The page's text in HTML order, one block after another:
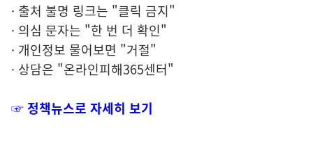
· 출처 불명 링크는 "클릭 금지"
· 의심 문자는 "한 번 더 확인"
· 개인정보 물어보면 "거절"
· 상담은 "온라인피해365센터"
☞ 정책뉴스로 자세히 보기